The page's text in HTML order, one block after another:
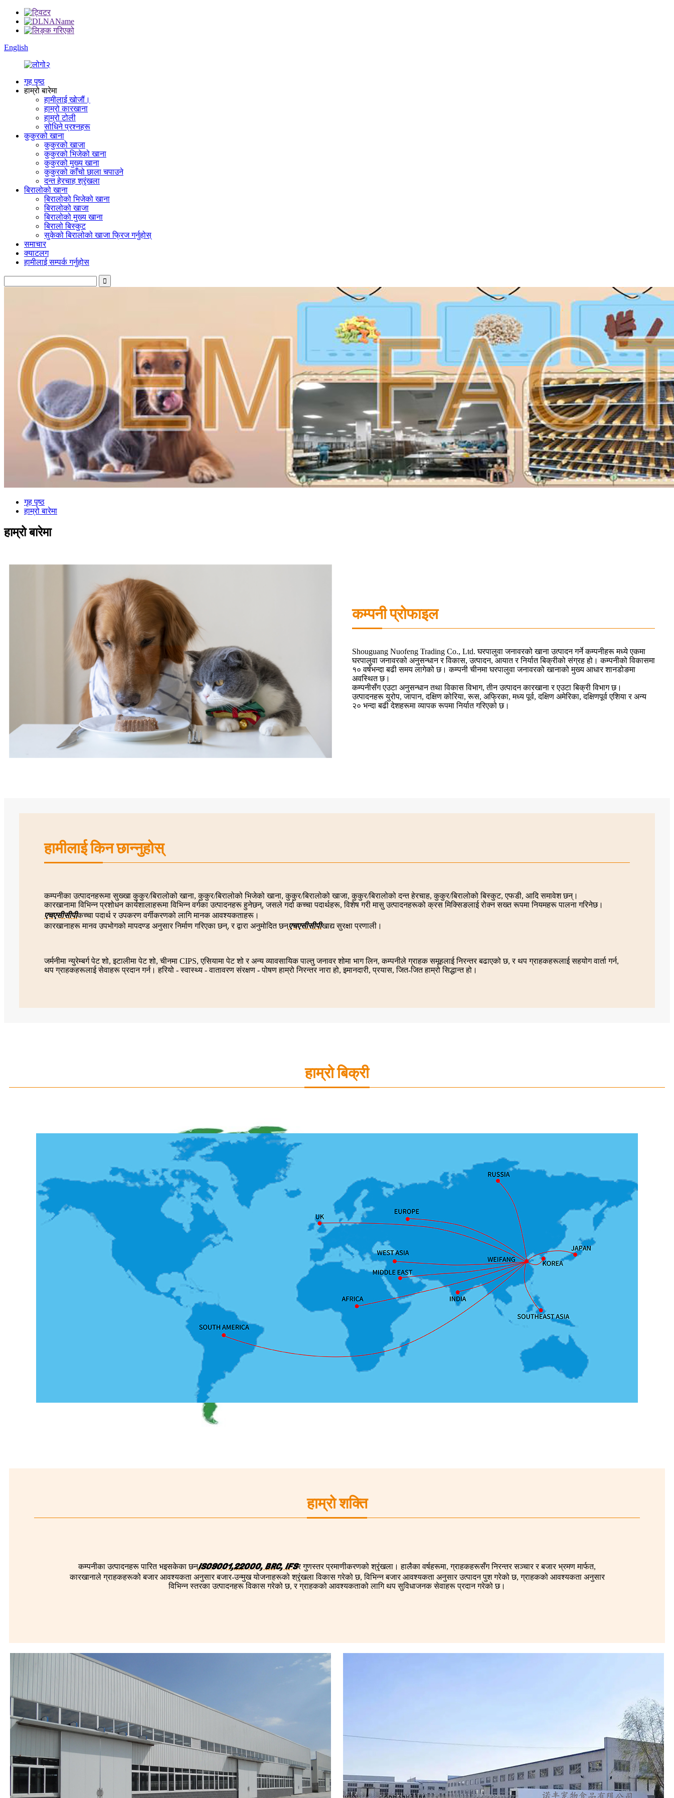
English
गृह पृष्ठ
हाम्रो बारेमा
हामीलाई खोजौं।
हाम्रो कारखाना
हाम्रो टोली
सोधिने प्रश्नहरू
कुकुरको खाना
कुकुरको खाजा
कुकुरको भिजेको खाना
कुकुरको मुख्य खाना
कुकुरको काँचो छाला चपाउने
दन्त हेरचाह श्रृंखला
बिरालोको खाना
बिरालोको भिजेको खाना
बिरालोको खाजा
बिरालोको मुख्य खाना
बिरालो बिस्कुट
सुकेको बिरालोको खाजा फ्रिज गर्नुहोस्
समाचार
क्याटलग
हामीलाई सम्पर्क गर्नुहोस
गृह पृष्ठ
हाम्रो बारेमा
हाम्रो बारेमा
कम्पनी प्रोफाइल
Shouguang Nuofeng Trading Co., Ltd. घरपालुवा जनावरको खाना उत्पादन गर्ने कम्पनीहरू मध्ये एकमा
घरपालुवा जनावरको अनुसन्धान र विकास, उत्पादन, आयात र निर्यात बिक्रीको संग्रह हो। कम्पनीको विकासमा
१० वर्षभन्दा बढी समय लागेको छ। कम्पनी चीनमा घरपालुवा जनावरको खानाको मुख्य आधार शानडोङमा
अवस्थित छ।
कम्पनीसँग एउटा अनुसन्धान तथा विकास विभाग, तीन उत्पादन कारखाना र एउटा बिक्री विभाग छ।
उत्पादनहरू युरोप, जापान, दक्षिण कोरिया, रूस, अफ्रिका, मध्य पूर्व, दक्षिण अमेरिका, दक्षिणपूर्व एशिया र अन्य
२० भन्दा बढी देशहरूमा व्यापक रूपमा निर्यात गरिएको छ।
हामीलाई किन छान्नुहोस्
कम्पनीका उत्पादनहरूमा सुख्खा कुकुर/बिरालोको खाना, कुकुर/बिरालोको भिजेको खाना, कुकुर/बिरालोको खाजा, कुकुर/बिरालोको दन्त हेरचाह, कुकुर/बिरालोको बिस्कुट, एफडी, आदि समावेश छन्।
कारखानामा विभिन्न प्रशोधन कार्यशालाहरूमा विभिन्न वर्गका उत्पादनहरू हुनेछन्, जसले गर्दा कच्चा पदार्थहरू, विशेष गरी मासु उत्पादनहरूको क्रस मिक्सिङलाई रोक्न सख्त रूपमा नियमहरू पालना गरिनेछ।
एचएसीसीपीकच्चा पदार्थ र उपकरण वर्गीकरणको लागि मानक आवश्यकताहरू।
कारखानाहरू मानव उपभोगको मापदण्ड अनुसार निर्माण गरिएका छन्, र द्वारा अनुमोदित छन्एचएसीसीपीखाद्य सुरक्षा प्रणाली।
जर्मनीमा न्युरेम्बर्ग पेट शो, इटालीमा पेट शो, चीनमा CIPS, एसियामा पेट शो र अन्य व्यावसायिक पाल्तु जनावर शोमा भाग लिन, कम्पनीले ग्राहक समूहलाई निरन्तर बढाएको छ, र थप ग्राहकहरूलाई सहयोग वार्ता गर्न,
थप ग्राहकहरूलाई सेवाहरू प्रदान गर्न। हरियो - स्वास्थ्य - वातावरण संरक्षण - पोषण हाम्रो निरन्तर नारा हो, इमानदारी, प्रयास, जित-जित हाम्रो सिद्धान्त हो।
हाम्रो बिक्री
हाम्रो शक्ति
कम्पनीका उत्पादनहरू पारित भइसकेका छन्ISO9001,22000, BRC, IFSर गुणस्तर प्रमाणीकरणको श्रृंखला। हालैका वर्षहरूमा, ग्राहकहरूसँग निरन्तर सञ्चार र बजार भ्रमण मार्फत,
कारखानाले ग्राहकहरूको बजार आवश्यकता अनुसार बजार-उन्मुख योजनाहरूको श्रृंखला विकास गरेको छ, विभिन्न बजार आवश्यकता अनुसार उत्पादन पुश गरेको छ, ग्राहकको आवश्यकता अनुसार
विभिन्न स्तरका उत्पादनहरू विकास गरेको छ, र ग्राहकको आवश्यकताको लागि थप सुविधाजनक सेवाहरू प्रदान गरेको छ।